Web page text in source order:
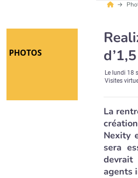
PHOTOS
Le lundi 18
Visites
La
Nexity
sera
devrait
agents